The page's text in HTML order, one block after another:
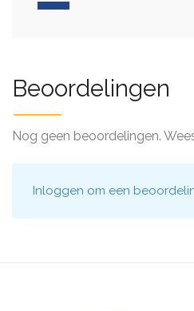
Beoordelingen
Nog geen beoordelingen.
Inloggen om een